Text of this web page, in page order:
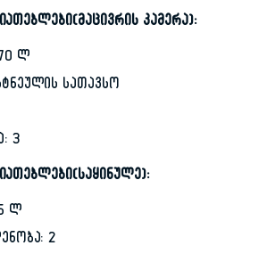
კამერა):
ლ
სათავსო
3
ლ
2